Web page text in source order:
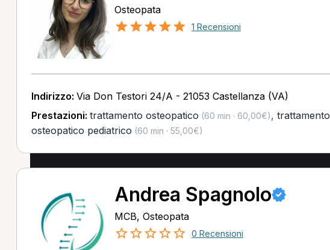
Osteopata
1 Recensioni
Indirizzo: Via Don Testori 24/A - 21053 Castellanza (VA)
Prestazioni: trattamento osteopatico (60 min · 60,00€), trattamento
osteopatico pediatrico (60 min · 55,00€)
Andrea Spagnolo
MCB, Osteopata
0 Recensioni